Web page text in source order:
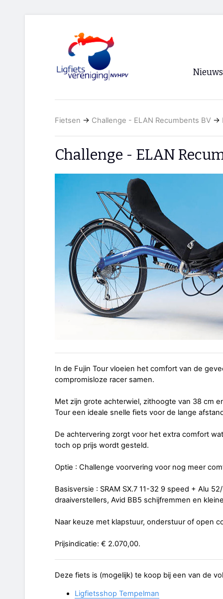
Nieuws
Fietsen → Challenge - ELAN Recumbents BV →
Challenge - ELAN
In de Fujin Tour vloeien het comfort van de
compromisloze racer samen.
Met zijn grote achterwiel, zithoogte van 38 cm
Tour een ideale snelle fiets voor de lange
De achtervering zorgt voor het extra comfort
toch op prijs wordt gesteld.
Optie : Challenge voorvering voor nog meer
Basisversie : SRAM SX.7 11-32 9 speed + Alu
draaiverstellers, Avid BB5 schijfremmen en
Naar keuze met klapstuur, onderstuur of open
Prijsindicatie: € 2.070,00.
Deze fiets is (mogelijk) te koop bij een van de
Ligfietsshop Tempelman